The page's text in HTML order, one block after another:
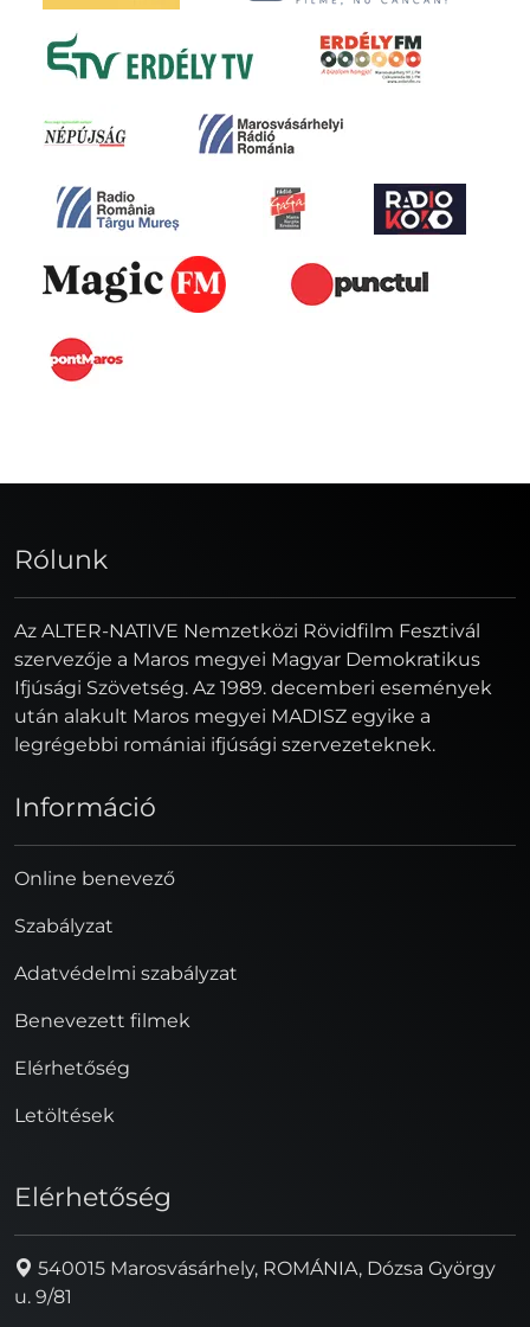
Rólunk
Az ALTER-NATIVE Nemzetközi Rövidfilm Fesztivál
szervezője a Maros megyei Magyar Demokratikus
Ifjúsági Szövetség. Az 1989. decemberi események
után alakult Maros megyei MADISZ egyike a
legrégebbi romániai ifjúsági szervezeteknek.
Információ
Online benevező
Szabályzat
Adatvédelmi szabályzat
Benevezett filmek
Elérhetőség
Letöltések
Elérhetőség
540015 Marosvásárhely, ROMÁNIA, Dózsa György
u. 9/81